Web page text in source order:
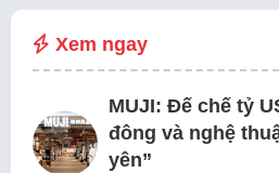
Xem ngay
MUJI: Đế chế tỷ
đông và nghệ
yên”